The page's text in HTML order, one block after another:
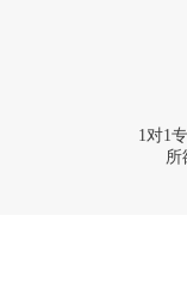
1对1
所